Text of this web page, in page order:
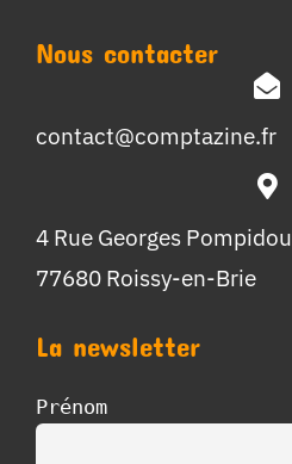
Nous contacter
contact@comptazine.fr
4 Rue Georges Pompidou
77680 Roissy-en-Brie
La newsletter
Prénom